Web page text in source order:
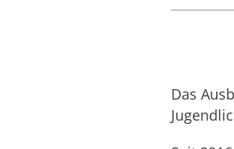
Das